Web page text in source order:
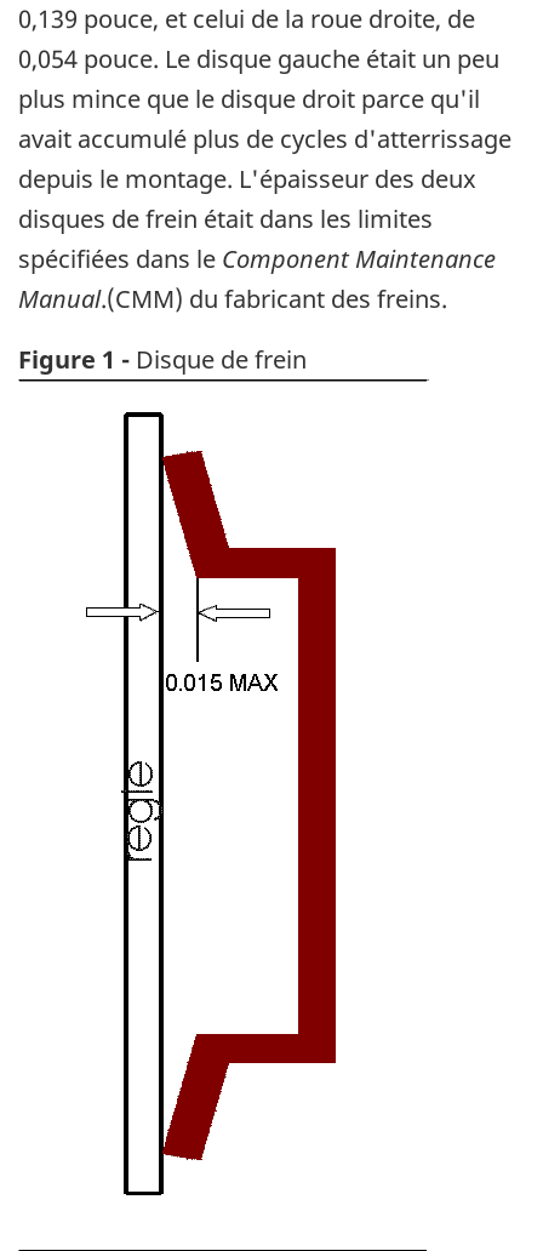
0,139 pouce, et celui de la roue droite, de
0,054 pouce. Le disque gauche était un peu
plus mince que le disque droit parce qu'il
avait accumulé plus de cycles d'atterrissage
depuis le montage. L'épaisseur des deux
disques de frein était dans les limites
spécifiées dans le Component Maintenance
Manual.(CMM) du fabricant des freins.
Figure 1 - Disque de frein